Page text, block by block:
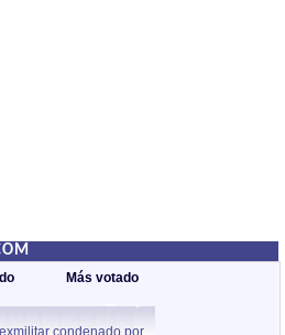
Más votado
condenado por